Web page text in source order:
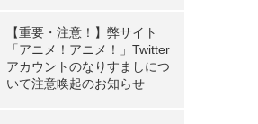
【重要・注意！】弊サイト
「アニメ！アニメ！」Twitter
アカウントのなりすましにつ
いて注意喚起のお知らせ